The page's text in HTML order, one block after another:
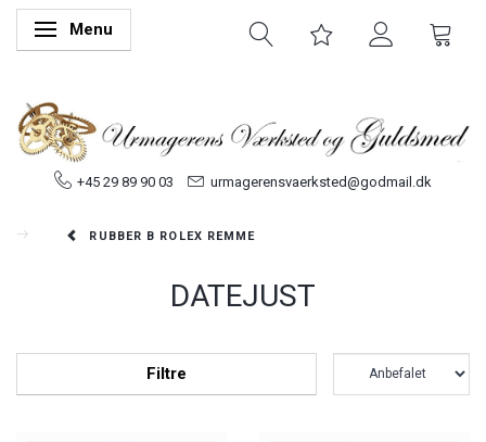
Skifte navigation
Menu
+45 29 89 90 03 urmagerensvaerksted@godmail.dk
RUBBER B ROLEX REMME
DATEJUST
Filtre